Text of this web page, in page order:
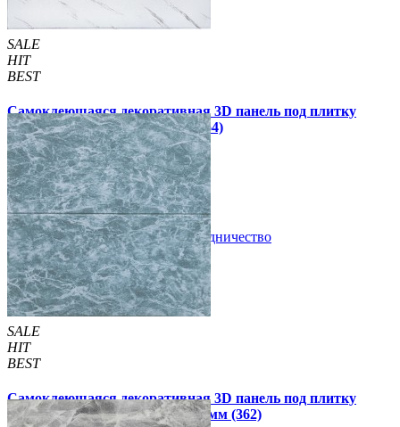
SALE
HIT
BEST
Самоклеющаяся декоративная 3D панель под плитку
белый мрамор 700x700x4мм (364)
89 грн/шт 210 грн/шт
Купить В закладки Сотрудничество
SALE
HIT
BEST
Самоклеющаяся декоративная 3D панель под плитку
мрамор темное море 700x700x4мм (362)